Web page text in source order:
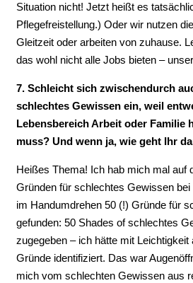
Situation nicht! Jetzt heißt es
Pflegefreistellung.) Oder wir nutzen
Gleitzeit oder arbeiten von zuhause.
das wohl nicht alle Jobs bieten –
7. Schleicht sich zwischendurch
schlechtes Gewissen ein, weil
Lebensbereich Arbeit oder Familie
muss? Und wenn ja, wie geht Ihr
Heißes Thema! Ich hab mich mal auf
Gründen für schlechtes Gewissen
im Handumdrehen 50 (!) Gründe für
gefunden: 50 Shades of schlechtes
zugegeben – ich hätte mit Leichtigkeit
Gründe identifiziert. Das war
mich vom schlechten Gewissen aus